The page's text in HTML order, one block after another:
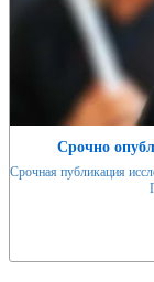
Срочно
Срочная публикация